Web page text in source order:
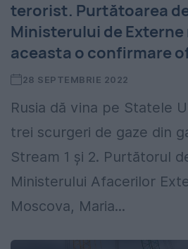
terorist. Purtătoarea
Ministerului de Externe
aceasta o confirmare
28 SEPTEMBRIE 2022
Rusia dă vina pe Statele
trei scurgeri de gaze din
Stream 1 și 2. Purtătorul
Ministerului Afacerilor
Moscova, Maria...